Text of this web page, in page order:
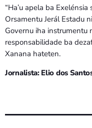
“Ha’u apela ba
Orsamentu Jerál Estadu
Governu iha instrumentu
responsabilidade ba
Xanana hateten.
Jornalista: Elio dos